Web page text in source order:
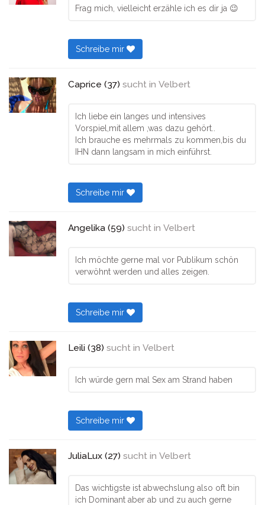
Frag mich, vielleicht erzähle ich es dir ja 😉
Schreibe mir
Caprice (37) sucht in Velbert
Ich liebe ein langes und intensives
Vorspiel,mit allem ,was dazu gehört..
Ich brauche es mehrmals zu kommen,bis du
IHN dann langsam in mich einführst.
Schreibe mir
Angelika (59) sucht in Velbert
Ich möchte gerne mal vor Publikum schön
verwöhnt werden und alles zeigen.
Schreibe mir
Leili (38) sucht in Velbert
Ich würde gern mal Sex am Strand haben
Schreibe mir
JuliaLux (27) sucht in Velbert
Das wichtigste ist abwechslung also oft bin
ich Dominant aber ab und zu auch gerne